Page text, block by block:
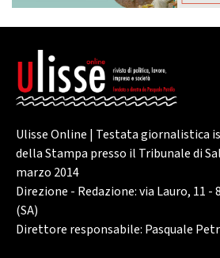
Ulisse Online | Testata giornalistica
della Stampa presso il Tribunale di
marzo 2014
Direzione - Redazione: via Lauro, 11 -
(SA)
Direttore responsabile: Pasquale